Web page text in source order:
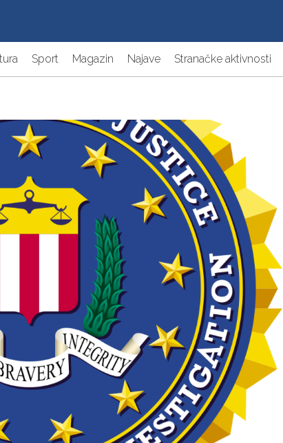
Sport Magazin Najave Stranačke aktivnosti